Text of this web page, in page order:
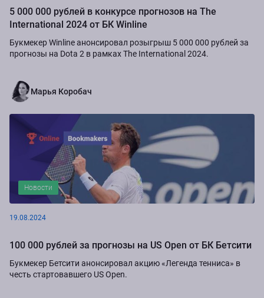
5 000 000 рублей в конкурсе прогнозов на The
International 2024 от БК Winline
Букмекер Winline анонсировал розыгрыш 5 000 000 рублей за
прогнозы на Dota 2 в рамках The International 2024.
Марья Коробач
Новости
19.08.2024
100 000 рублей за прогнозы на US Open от БК Бетсити
Букмекер Бетсити анонсировал акцию «Легенда тенниса» в
честь стартовавшего US Open.